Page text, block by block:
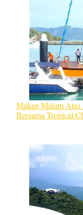
Makan Malam
Bersama Tropical